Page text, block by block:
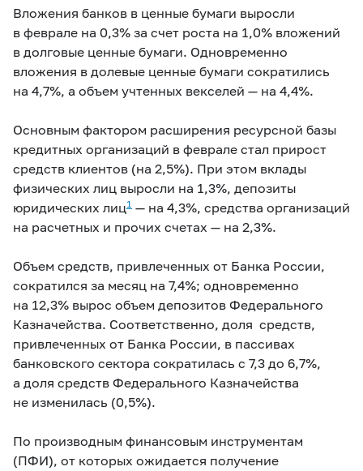
Вложения банков в ценные бумаги выросли
в феврале на 0,3% за счет роста на 1,0% вложений
в долговые ценные бумаги. Одновременно
вложения в долевые ценные бумаги сократились
на 4,7%, а объем учтенных векселей — на 4,4%.
Основным фактором расширения ресурсной базы
кредитных организаций в феврале стал прирост
средств клиентов (на 2,5%). При этом вклады
физических лиц выросли на 1,3%, депозиты
юридических лиц1 — на 4,3%, средства организаций
на расчетных и прочих счетах — на 2,3%.
Объем средств, привлеченных от Банка России,
сократился за месяц на 7,4%; одновременно
на 12,3% вырос объем депозитов Федерального
Казначейства. Соответственно, доля средств,
привлеченных от Банка России, в пассивах
банковского сектора сократилась с 7,3 до 6,7%,
а доля средств Федерального Казначейства
не изменилась (0,5%).
По производным финансовым инструментам
(ПФИ), от которых ожидается получение